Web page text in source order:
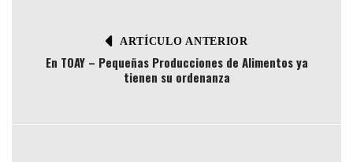
ARTÍCULO ANTERIOR
En TOAY – Pequeñas Producciones de Alimentos ya
tienen su ordenanza